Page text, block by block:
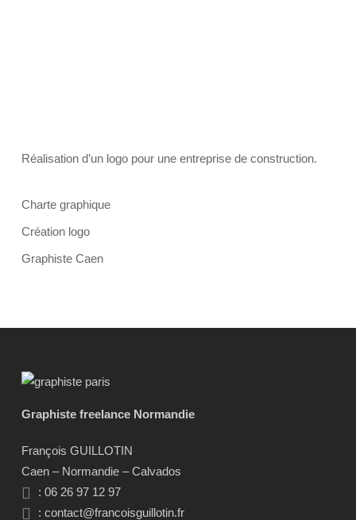
Réalisation d’un logo pour une entreprise de construction.
Charte graphique
Création logo
Graphiste Caen
Graphiste freelance Normandie
François GUILLOTIN
Caen – Normandie – Calvados
: 06 26 97 12 97
:contact@francoisguillotin.fr